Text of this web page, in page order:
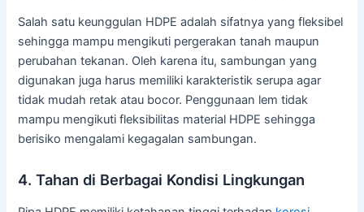
Salah satu keunggulan HDPE adalah sifatnya yang fleksibel
sehingga mampu mengikuti pergerakan tanah maupun
perubahan tekanan. Oleh karena itu, sambungan yang
digunakan juga harus memiliki karakteristik serupa agar
tidak mudah retak atau bocor. Penggunaan lem tidak
mampu mengikuti fleksibilitas material HDPE sehingga
berisiko mengalami kegagalan sambungan.
4. Tahan di Berbagai Kondisi Lingkungan